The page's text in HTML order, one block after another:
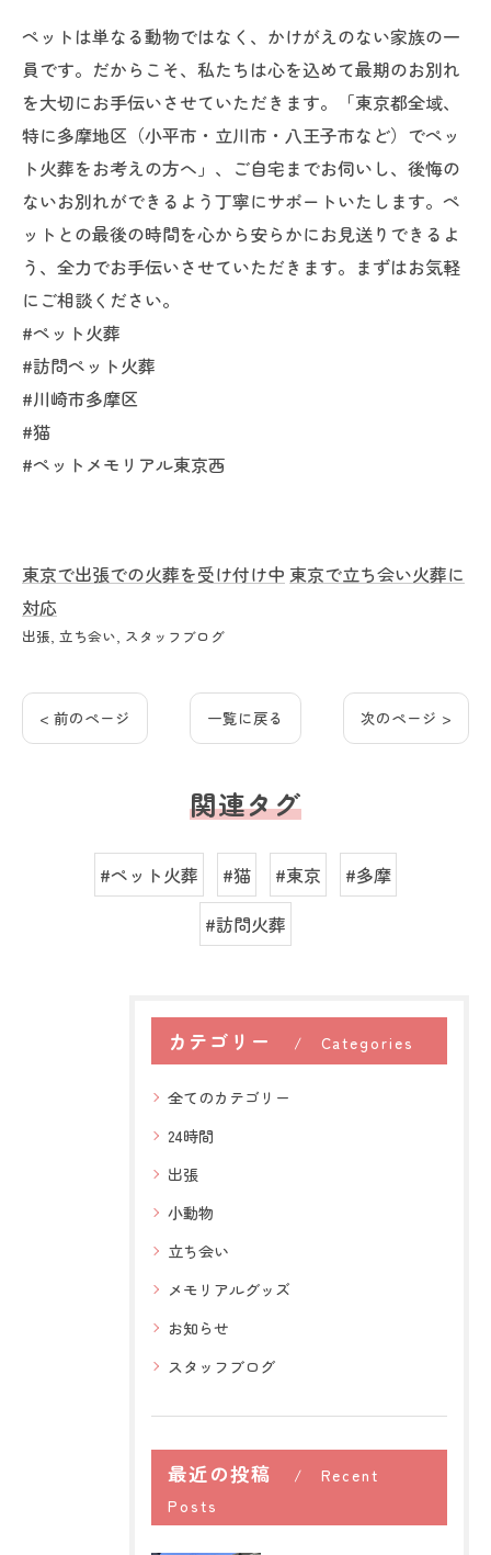
ペットは単なる動物ではなく、かけがえのない家族の一
員です。だからこそ、私たちは心を込めて最期のお別れ
を大切にお手伝いさせていただきます。「東京都全域、
特に多摩地区（小平市・立川市・八王子市など）でペッ
ト火葬をお考えの方へ」、ご自宅までお伺いし、後悔の
ないお別れができるよう丁寧にサポートいたします。ペ
ットとの最後の時間を心から安らかにお見送りできるよ
う、全力でお手伝いさせていただきます。まずはお気軽
にご相談ください。
#ペット火葬
#訪問ペット火葬
#川崎市多摩区
#猫
#ペットメモリアル東京西
東京で出張での火葬を受け付け中 東京で立ち会い火葬に
対応
出張 立ち会い スタッフブログ
< 前のページ 一覧に戻る 次のページ >
関連タグ
#ペット火葬 #猫 #東京
#多摩
#訪問火葬
カテゴリー Categories
全てのカテゴリー
24時間
出張
小動物
立ち会い
メモリアルグッズ
お知らせ
スタッフブログ
最近の投稿
Recent
Posts